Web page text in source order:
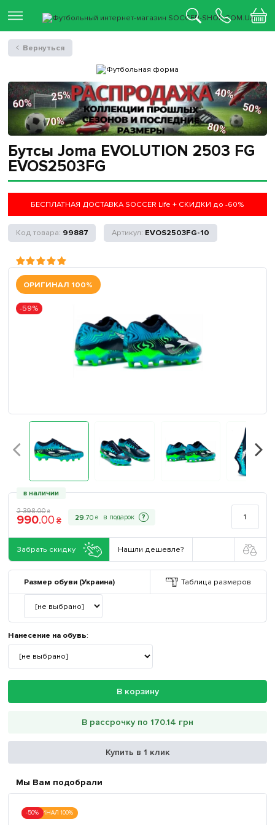
Бутсы Joma EVOLUTION 2503 FG
EVOS2503FG
БЕСПЛАТНАЯ ДОСТАВКА SOCCER Life + СКИДКИ до -60%
99887 EVOS2503FG-10
ОРИГИНАЛ 100%
-59%
в наличии
2 398.00 ₴
990.00 ₴ 29.70 ₴ ?
Забрать скидку Нашли дешевле?
Размер обуви (Украина) Таблица размеров
Нанесение на обувь:
В корзину
В рассрочку по 170.14 грн
Купить в 1 клик
Мы Вам подобрали
ОРИГИНАЛ 100%
-50%
Вернуться